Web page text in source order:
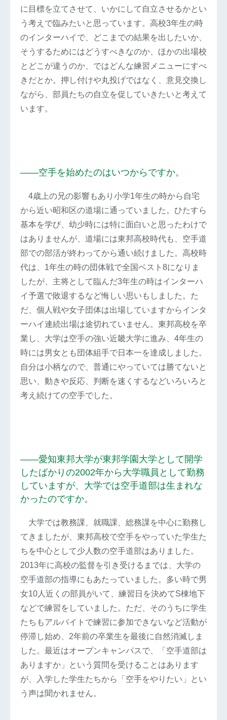
に目標を立てさせて、いかにして自立させるかとい
う考えで臨みたいと思っています。高校3年生の時
のインターハイで、どこまでの結果を出したいか、
そうするためにはどうすべきなのか、ほかの出場校
とどこが違うのか、ではどんな練習メニューにすべ
きだとか。押し付けや丸投げではなく、意見交換し
ながら、部員たちの自立を促していきたいと考えて
います。
――空手を始めたのはいつからですか。
4歳上の兄の影響もあり小学1年生の時から自宅
から近い昭和区の道場に通っていました。ひたすら
基本を学び、幼少時には特に面白いと思ったわけで
はありませんが、道場には東邦高校時代も、空手道
部での部活が終わってから通い続けました。高校時
代は、1年生の時の団体戦で全国ベスト8になりま
したが、主将として臨んだ3年生の時はインターハ
イ予選で敗退するなど悔しい思いもしました。た
だ、個人戦や女子団体は出場していますからインタ
ーハイ連続出場は途切れていません。東邦高校を卒
業し、大学は空手の強い近畿大学に進み、4年生の
時には男女とも団体組手で日本一を達成しました。
自分は小柄なので、普通にやっていては勝てないと
思い、動きや反応、判断を速くするなどいろいろと
考え続けての空手でした。
――愛知東邦大学が東邦学園大学として開学
したばかりの2002年から大学職員として勤務
していますが、大学では空手道部は生まれな
かったのですか。
大学では教務課、就職課、総務課を中心に勤務し
てきましたが、東邦高校で空手をやっていた学生た
ちを中心として少人数の空手道部はありました。
2013年に高校の監督を引き受けるまでは、大学の
空手道部の指導にもあたっていました。多い時で男
女10人近くの部員がいて、練習日を決めてS棟地下
などで練習をしていました。ただ、そのうちに学生
たちもアルバイトで練習に参加できないなど活動が
停滞し始め、2年前の卒業生を最後に自然消滅しま
した。最近はオープンキャンパスで、「空手道部は
ありますか」という質問を受けることはあります
が、入学した学生たちから「空手をやりたい」とい
う声は聞かれません。